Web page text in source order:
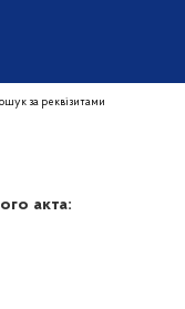
за реквізитами
акта: